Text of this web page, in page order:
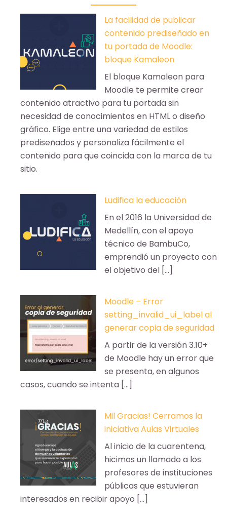
La facilidad de publicar
contenido prediseñado en
tu portada de Moodle:
bloque Kamaleon
El bloque Kamaleon para
Moodle te permite crear
contenido atractivo para tu portada sin
necesidad de conocimientos en HTML o diseño
gráfico. Elige entre una variedad de estilos
prediseñados y personaliza fácilmente el
contenido para que coincida con la marca de tu
sitio.
Ludifica la educación
En el 2016 la Universidad de
Medellín, con el apoyo
técnico de BambuCo,
emprendió un proyecto con
el objetivo del […]
Moodle – Error
setting_invalid_ui_label al
generar copia de seguridad
A partir de la versión 3.10+
de Moodle hay un error que
se presenta, en algunos
casos, cuando se intenta […]
Mil Gracias! Cerramos la
iniciativa Aulas Virtuales
Al inicio de la cuarentena,
hicimos un llamado a los
profesores de instituciones
públicas que estuvieran
interesados en recibir apoyo […]